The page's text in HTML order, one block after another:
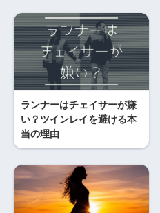
ランナーはチェイサーが嫌
い？ツインレイを避ける本
当の理由